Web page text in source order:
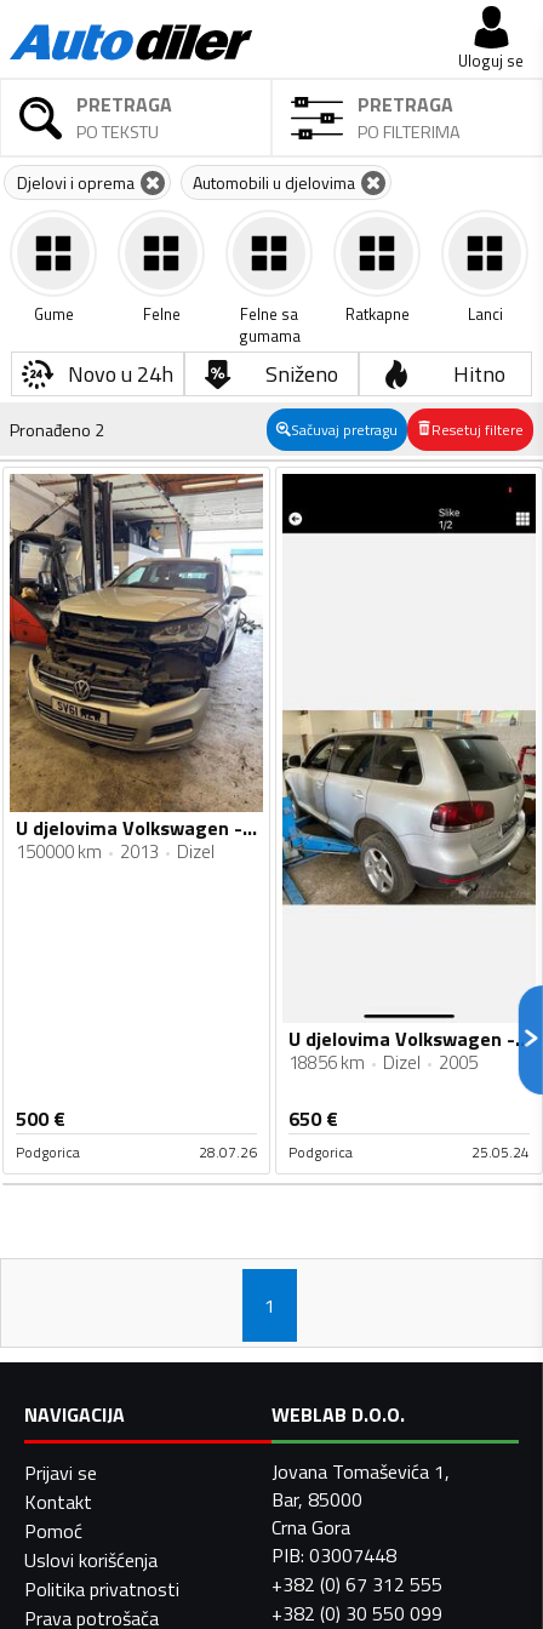
Uloguj se
PRETRAGA
PO TEKSTU
PRETRAGA
PO FILTERIMA
Djelovi i oprema Automobili u djelovima
Gume Felne
Felne sa
gumama
Ratkapne Lanci
Novo u 24h Sniženo Hitno
Pronađeno 2 Sačuvaj pretragu Resetuj filtere
U djelovima Volkswagen - Touareg
150000 km 2013 Dizel
500€
Podgorica 28.07.26
U djelovima Volkswagen - Touareg 2.5tdi
18856 km Dizel 2005
650€
Podgorica 25.05.24
1
NAVIGACIJA
Prijavi se
Kontakt
Pomoć
Uslovi korišćenja
Politika privatnosti
Prava potrošača
WEBLAB D.O.O.
Jovana Tomaševića 1,
Bar, 85000
Crna Gora
PIB: 03007448
+382 (0) 67 312 555
+382 (0) 30 550 099